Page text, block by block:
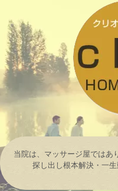
当院は、マッサージ屋ではあ
探し出し根本解決・一